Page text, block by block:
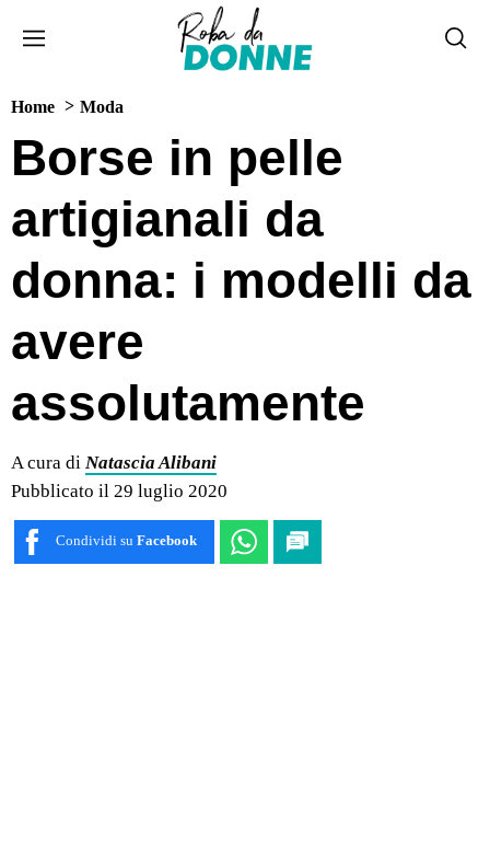
Home Moda
Borse in pelle
artigianali da
donna: i modelli da
avere
assolutamente
A cura di Natascia Alibani
Pubblicato il 29 luglio 2020
Condividi su Facebook